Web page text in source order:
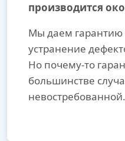
производится
Мы даем гарантию
устранение
Но почему-то
большинстве
невостребованной.